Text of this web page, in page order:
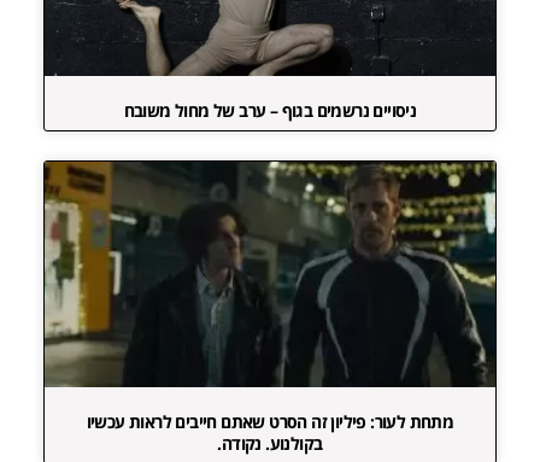
ניסויים נרשמים בגוף – ערב של מחול משובח
מתחת לעור: פיליון זה הסרט שאתם חייבים לראות עכשיו
בקולנוע. נקודה.